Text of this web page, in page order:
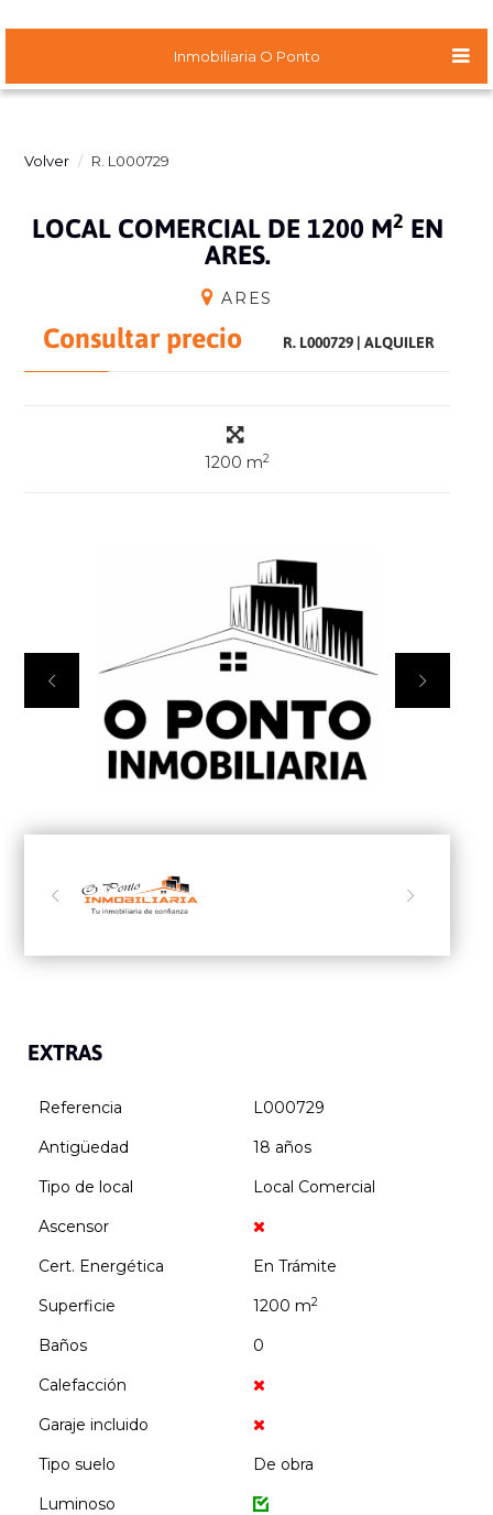
Inmobiliaria O Ponto
Volver R. L000729
LOCAL COMERCIAL DE 1200 M2 EN
ARES.
ARES
Consultar precio R. L000729| ALQUILER
1200 m2


 
EXTRAS
Referencia
L000729
Antigüedad
18 años
Tipo de local
Local Comercial
Ascensor
Cert. Energética
En Trámite
Superficie
1200 m2
Baños
0
Calefacción
Garaje incluido
Tipo suelo
De obra
Luminoso